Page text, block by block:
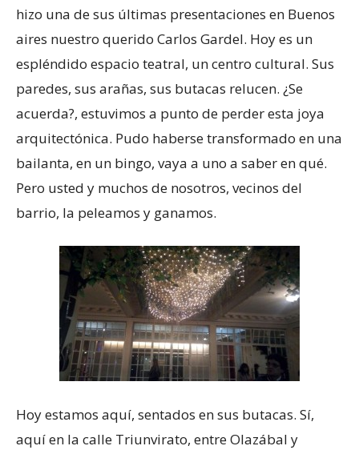
hizo una de sus últimas presentaciones en Buenos
aires nuestro querido Carlos Gardel. Hoy es un
espléndido espacio teatral, un centro cultural. Sus
paredes, sus arañas, sus butacas relucen. ¿Se
acuerda?, estuvimos a punto de perder esta joya
arquitectónica. Pudo haberse transformado en una
bailanta, en un bingo, vaya a uno a saber en qué.
Pero usted y muchos de nosotros, vecinos del
barrio, la peleamos y ganamos.
Hoy estamos aquí, sentados en sus butacas. Sí,
aquí en la calle Triunvirato, entre Olazábal y